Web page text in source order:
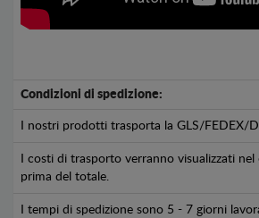
Condizioni di spedizione:
I nostri prodotti trasporta la GLS/FEDEX/
I costi di trasporto verranno visualizzati
prima del totale.
I tempi di spedizione sono 5 - 7 giorni